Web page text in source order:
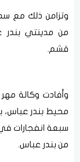
وتزامن ذلك مع
من مدينتي
قشم.
وأفادت وكالة مهر
محيط بندر عباس،
سبعة انفجارات
من بندر عباس.